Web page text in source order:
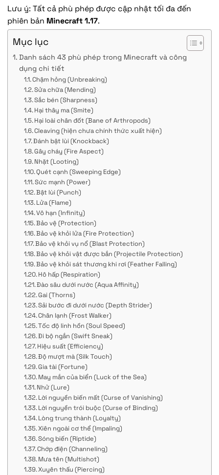
Lưu ý: Tất cả phù phép được cập nhật tối đa đến
phiên bản Minecraft 1.17.
Mục lục
Danh sách 43 phù phép trong Minecraft và công
dụng chi tiết
Chậm hỏng (Unbreaking)
Sửa chữa (Mending)
Sắc bén (Sharpness)
Hại thây ma (Smite)
Hại loài chân đốt (Bane of Arthropods)
Cleaving (hiện chưa chính thức xuất hiện)
Đánh bật lùi (Knockback)
Gây cháy (Fire Aspect)
Nhặt (Looting)
Quét cạnh (Sweeping Edge)
Sức mạnh (Power)
Bật lùi (Punch)
Lửa (Flame)
Vô hạn (Infinity)
Bảo vệ (Protection)
Bảo vệ khỏi lửa (Fire Protection)
Bảo vệ khỏi vụ nổ (Blast Protection)
Bảo vệ khỏi vật được bắn (Projectile Protection)
Bảo vệ khỏi sát thương khi rơi (Feather Falling)
Hô hấp (Respiration)
Đào sâu dưới nước (Aqua Affinity)
Gai (Thorns)
Sải bước đi dưới nước (Depth Strider)
Chân lạnh (Frost Walker)
Tốc độ linh hồn (Soul Speed)
Đi bộ ngắn (Swift Sneak)
Hiệu suất (Efficiency)
Độ mượt mà (Silk Touch)
Gia tài (Fortune)
May mắn của biển (Luck of the Sea)
Nhử (Lure)
Lời nguyền biến mất (Curse of Vanishing)
Lời nguyền trói buộc (Curse of Binding)
Lòng trung thành (Loyalty)
Xiên ngoài cơ thể (Impaling)
Sóng biến (Riptide)
Chớp điện (Channeling)
Mưa tên (Multishot)
Xuyên thấu (Piercing)